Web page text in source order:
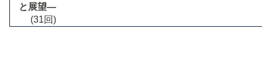
と展望―
(31回)